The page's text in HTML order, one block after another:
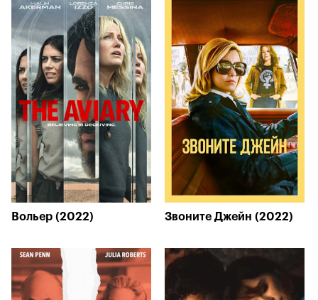
Вольер (2022) Звоните Джейн (2022)